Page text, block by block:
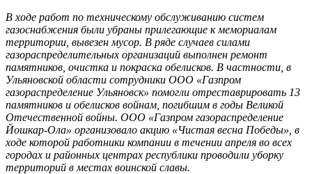
В ходе работ по техническому обслуживанию систем
газоснабжения были убраны прилегающие к мемориалам
территории, вывезен мусор. В ряде случаев силами
газораспределительных организаций выполнен ремонт
памятников, очистка и покраска обелисков. В частности, в
Ульяновской области сотрудники ООО «Газпром
газораспределение Ульяновск» помогли отреставрировать 13
памятников и обелисков войнам, погибшим в годы Великой
Отечественной войны. ООО «Газпром газораспределение
Йошкар-Ола» организовало акцию «Чистая весна Победы», в
ходе которой работники компании в течении апреля во всех
городах и районных центрах республики проводили уборку
территорий в местах воинской славы.